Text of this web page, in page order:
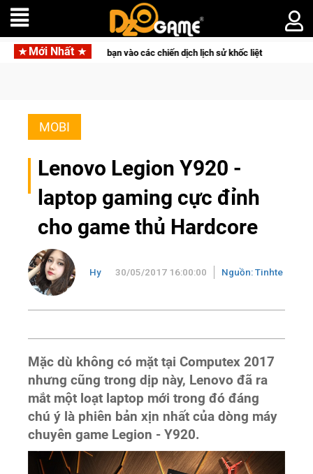
Mới Nhất
cao đưa bạn vào các chiến dịch lịch sử khốc liệt
MOBI
Lenovo Legion Y920 -
laptop gaming cực đỉnh
cho game thủ Hardcore
Hy 30/05/2017 16:00:00 Nguồn: Tinhte
Mặc dù không có mặt tại Computex 2017
nhưng cũng trong dịp này, Lenovo đã ra
mắt một loạt laptop mới trong đó đáng
chú ý là phiên bản xịn nhất của dòng máy
chuyên game Legion - Y920.